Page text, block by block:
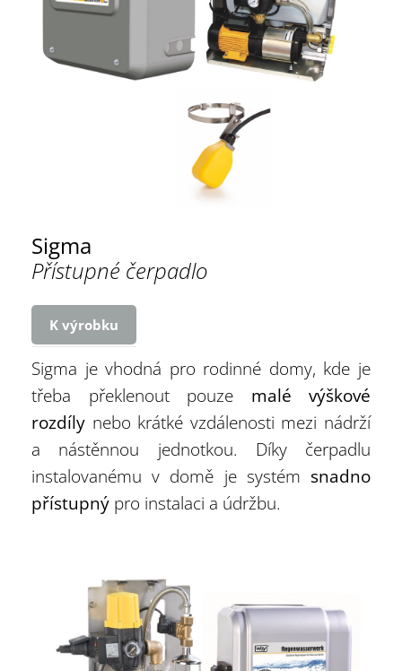
Sigma
Přístupné čerpadlo
K výrobku
Sigma je vhodná pro rodinné domy, kde je
třeba překlenout pouze malé výškové
rozdíly nebo krátké vzdálenosti mezi nádrží
a nástěnnou jednotkou. Díky čerpadlu
instalovanému v domě je systém snadno
přístupný pro instalaci a údržbu.